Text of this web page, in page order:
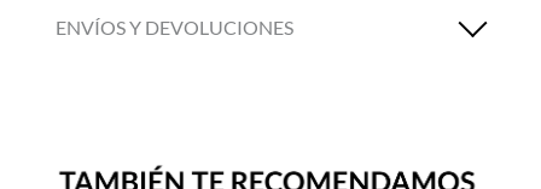
ENVÍOS Y DEVOLUCIONES